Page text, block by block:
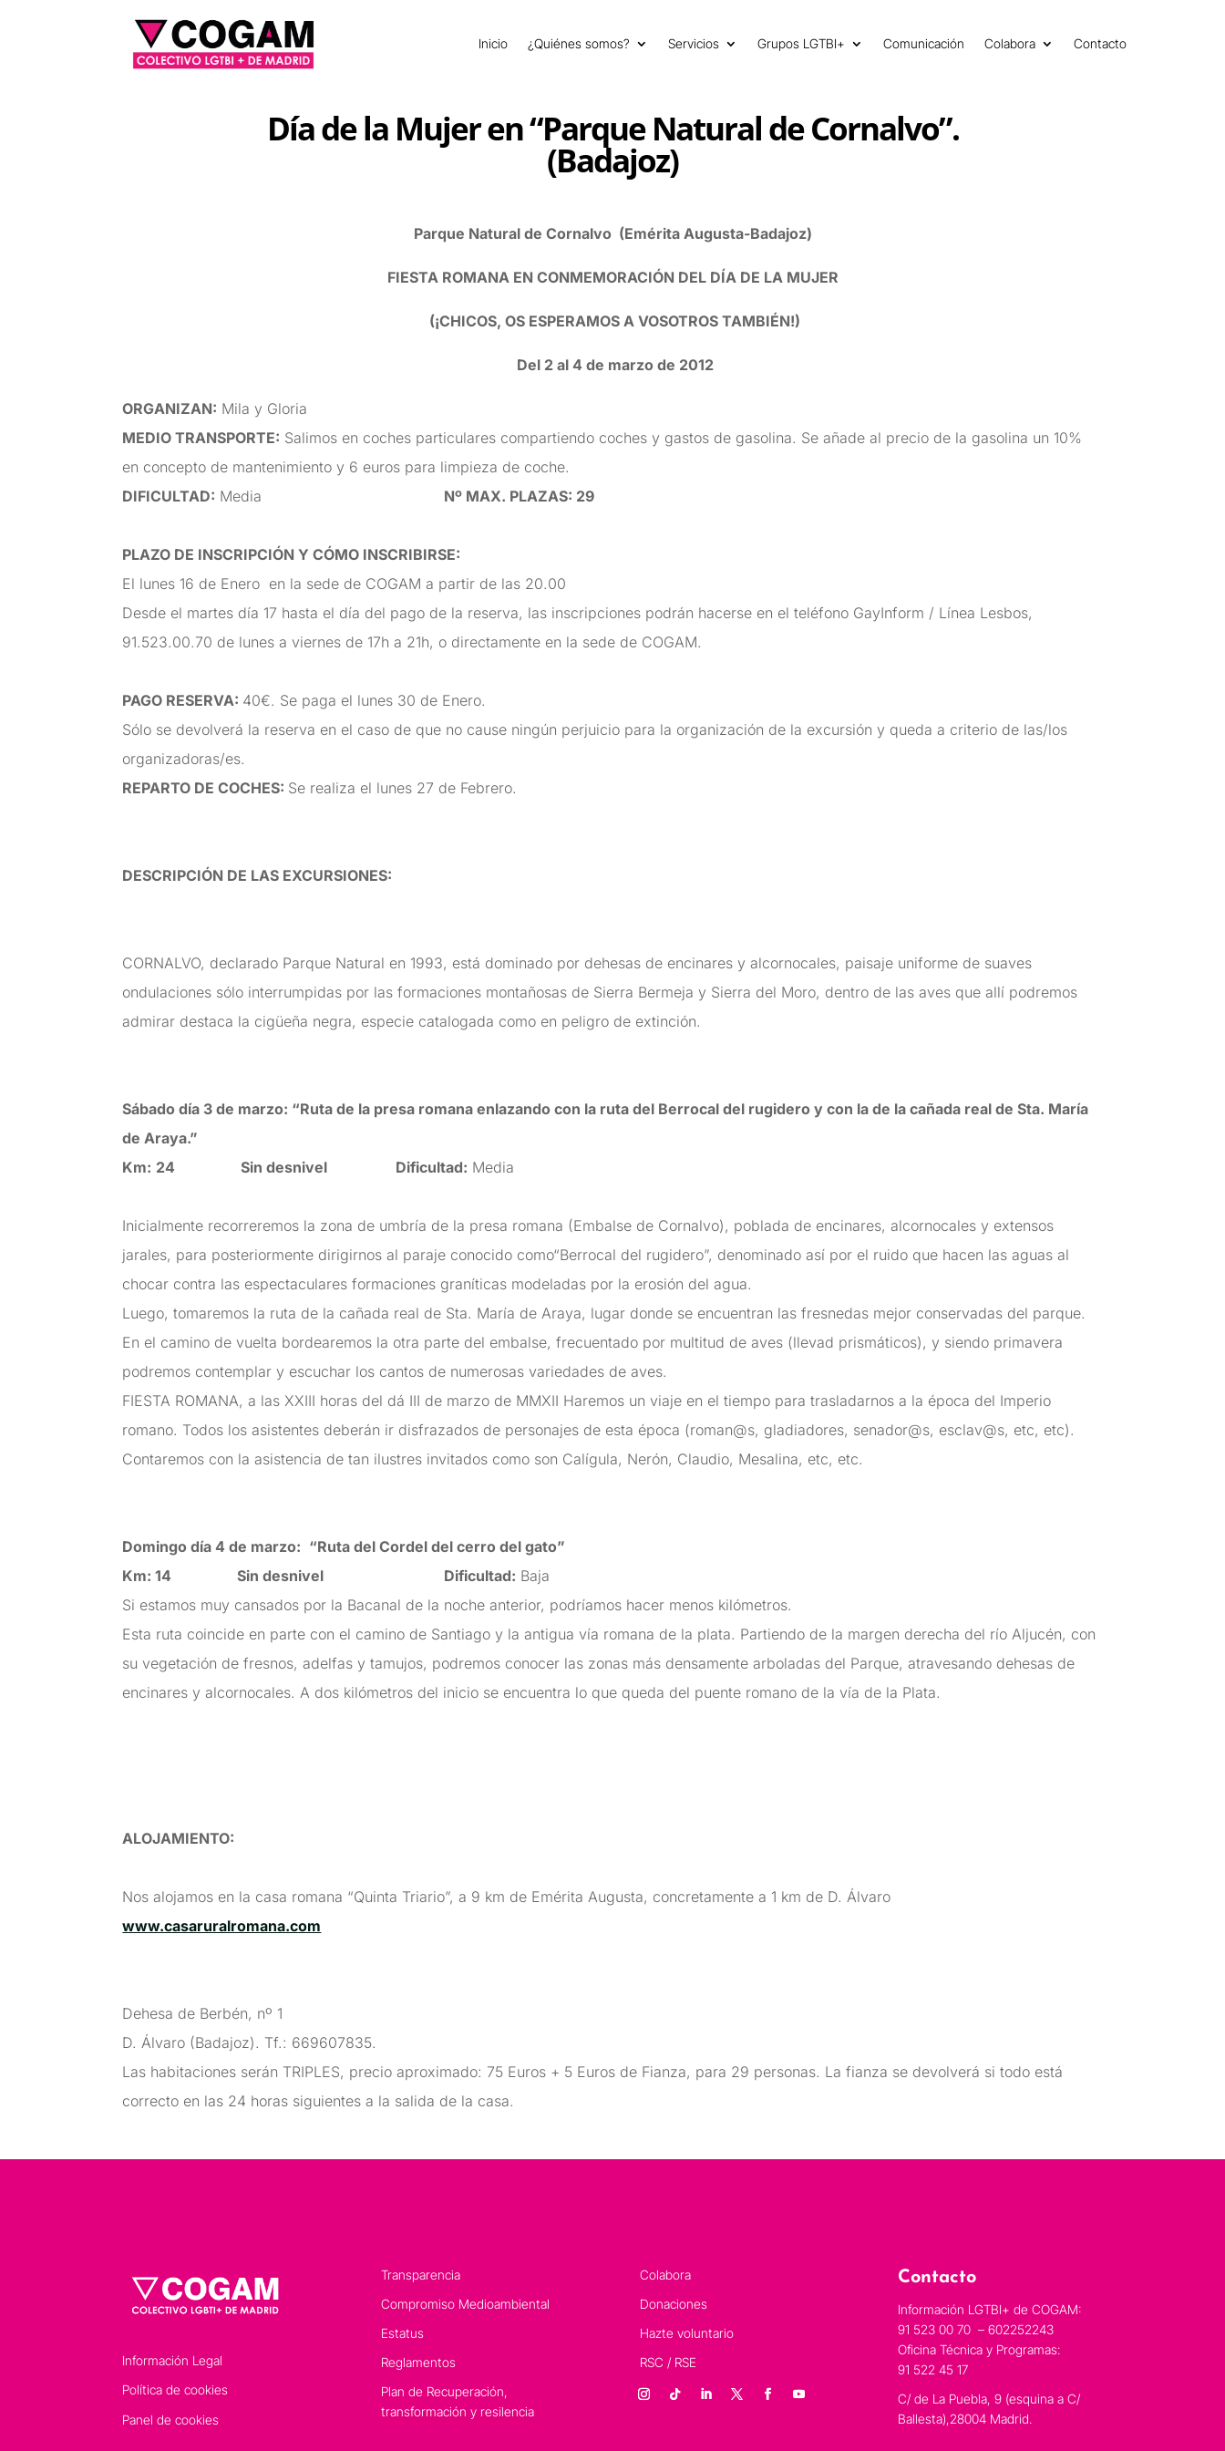
Inicio ¿Quiénes somos? Servicios Grupos LGTBI+ Comunicación Colabora Contacto
Día de la Mujer en “Parque Natural de Cornalvo”.
(Badajoz)
Parque Natural de Cornalvo (Emérita Augusta-Badajoz)
FIESTA ROMANA EN CONMEMORACIÓN DEL DÍA DE LA MUJER
(¡CHICOS, OS ESPERAMOS A VOSOTROS TAMBIÉN!)
Del 2 al 4 de marzo de 2012
ORGANIZAN: Mila y Gloria
MEDIO TRANSPORTE: Salimos en coches particulares compartiendo coches y gastos de gasolina. Se añade al precio de la gasolina un 10%
en concepto de mantenimiento y 6 euros para limpieza de coche.
DIFICULTAD: Media Nº MAX. PLAZAS: 29
PLAZO DE INSCRIPCIÓN Y CÓMO INSCRIBIRSE:
El lunes 16 de Enero en la sede de COGAM a partir de las 20.00
Desde el martes día 17 hasta el día del pago de la reserva, las inscripciones podrán hacerse en el teléfono GayInform / Línea Lesbos,
91.523.00.70 de lunes a viernes de 17h a 21h, o directamente en la sede de COGAM.
PAGO RESERVA: 40€. Se paga el lunes 30 de Enero.
Sólo se devolverá la reserva en el caso de que no cause ningún perjuicio para la organización de la excursión y queda a criterio de las/los
organizadoras/es.
REPARTO DE COCHES: Se realiza el lunes 27 de Febrero.
DESCRIPCIÓN DE LAS EXCURSIONES:
CORNALVO, declarado Parque Natural en 1993, está dominado por dehesas de encinares y alcornocales, paisaje uniforme de suaves
ondulaciones sólo interrumpidas por las formaciones montañosas de Sierra Bermeja y Sierra del Moro, dentro de las aves que allí podremos
admirar destaca la cigüeña negra, especie catalogada como en peligro de extinción.
Sábado día 3 de marzo: “Ruta de la presa romana enlazando con la ruta del Berrocal del rugidero y con la de la cañada real de Sta. María
de Araya.”
Km: 24 Sin desnivel Dificultad: Media
Inicialmente recorreremos la zona de umbría de la presa romana (Embalse de Cornalvo), poblada de encinares, alcornocales y extensos
jarales, para posteriormente dirigirnos al paraje conocido como“Berrocal del rugidero”, denominado así por el ruido que hacen las aguas al
chocar contra las espectaculares formaciones graníticas modeladas por la erosión del agua.
Luego, tomaremos la ruta de la cañada real de Sta. María de Araya, lugar donde se encuentran las fresnedas mejor conservadas del parque.
En el camino de vuelta bordearemos la otra parte del embalse, frecuentado por multitud de aves (llevad prismáticos), y siendo primavera
podremos contemplar y escuchar los cantos de numerosas variedades de aves.
FIESTA ROMANA, a las XXIII horas del dá III de marzo de MMXII Haremos un viaje en el tiempo para trasladarnos a la época del Imperio
romano. Todos los asistentes deberán ir disfrazados de personajes de esta época (roman@s, gladiadores, senador@s, esclav@s, etc, etc).
Contaremos con la asistencia de tan ilustres invitados como son Calígula, Nerón, Claudio, Mesalina, etc, etc.
Domingo día 4 de marzo: “Ruta del Cordel del cerro del gato”
Km: 14 Sin desnivel
Dificultad: Baja
Si estamos muy cansados por la Bacanal de la noche anterior, podríamos hacer menos kilómetros.
Esta ruta coincide en parte con el camino de Santiago y la antigua vía romana de la plata. Partiendo de la margen derecha del río Aljucén, con
su vegetación de fresnos, adelfas y tamujos, podremos conocer las zonas más densamente arboladas del Parque, atravesando dehesas de
encinares y alcornocales. A dos kilómetros del inicio se encuentra lo que queda del puente romano de la vía de la Plata.
ALOJAMIENTO:
Nos alojamos en la casa romana “Quinta Triario”, a 9 km de Emérita Augusta, concretamente a 1 km de D. Álvaro
www.casaruralromana.com
Dehesa de Berbén, nº 1
D. Álvaro (Badajoz). Tf.: 669607835.
Las habitaciones serán TRIPLES, precio aproximado: 75 Euros + 5 Euros de Fianza, para 29 personas. La fianza se devolverá si todo está
correcto en las 24 horas siguientes a la salida de la casa.
Información Legal
Política de cookies
Panel de cookies
Transparencia
Compromiso Medioambiental
Estatus
Reglamentos
Plan de Recuperación,
transformación y resilencia
Colabora
Donaciones
Hazte voluntario
RSC / RSE
Contacto
Información LGTBI+ de COGAM:
91 523 00 70 – 602252243
Oficina Técnica y Programas:
91 522 45 17
C/ de La Puebla, 9 (esquina a C/
Ballesta),28004 Madrid.